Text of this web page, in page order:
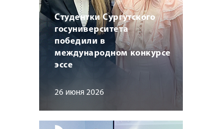
Студентки Сургутского
госуниверситета
победили в
международном конкурсе
эссе
26 июня 2026